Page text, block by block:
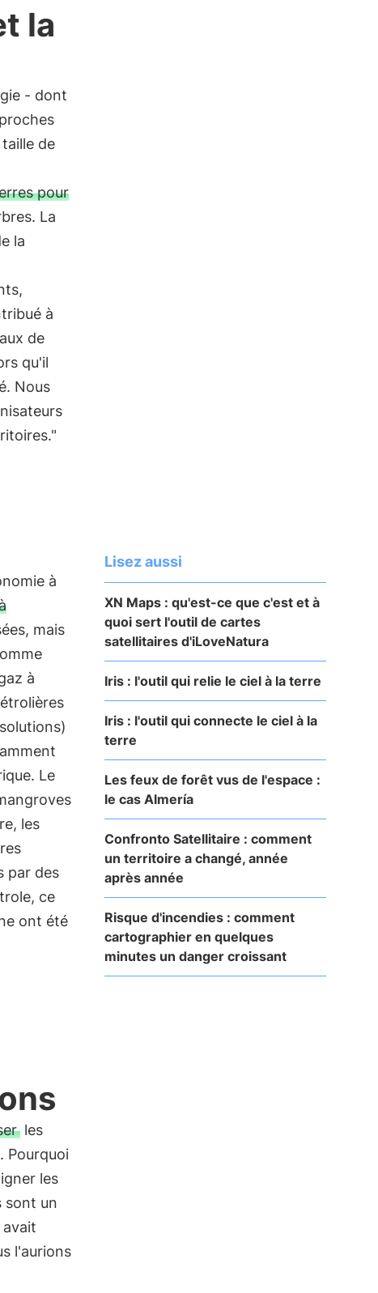
la
- dont
de
pour
La
la
à
de
qu'il
Nous
à
mais
à
Le
les
par des
ce
ont été
les
Pourquoi
les
sont un
avait
l'aurions
Lisez aussi
XN Maps : qu'est-ce que c'est et à
quoi sert l'outil de cartes
satellitaires d'iLoveNatura
Iris : l'outil qui relie le ciel à la terre
Iris : l'outil qui connecte le ciel à la
terre
Les feux de forêt vus de l'espace :
le cas Almería
Confronto Satellitaire : comment
un territoire a changé, année
après année
Risque d'incendies : comment
cartographier en quelques
minutes un danger croissant